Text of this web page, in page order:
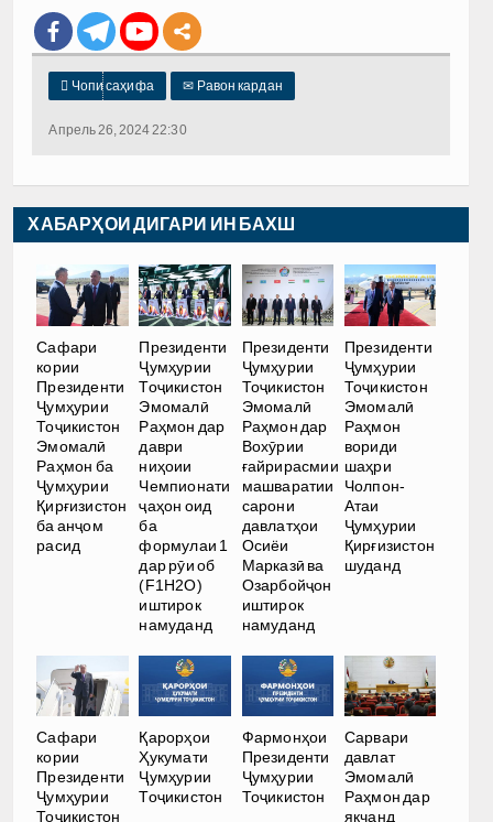
 Чопи саҳифа ✉ Равон кардан
Апрель 26, 2024 22:30
ХАБАРҲОИ ДИГАРИ ИН БАХШ
Сафари
кории
Президенти
Ҷумҳурии
Тоҷикистон
Эмомалӣ
Раҳмон ба
Ҷумҳурии
Қирғизистон
ба анҷом
расид
Президенти
Ҷумҳурии
Тоҷикистон
Эмомалӣ
Раҳмон дар
даври
ниҳоии
Чемпионати
ҷаҳон оид
ба
формулаи 1
дар рӯи об
(F1H2O)
иштирок
намуданд
Президенти
Ҷумҳурии
Тоҷикистон
Эмомалӣ
Раҳмон дар
Вохӯрии
ғайрирасмии
машваратии
сарони
давлатҳои
Осиёи
Марказӣ ва
Озарбойҷон
иштирок
намуданд
Президенти
Ҷумҳурии
Тоҷикистон
Эмомалӣ
Раҳмон
вориди
шаҳри
Чолпон-
Атаи
Ҷумҳурии
Қирғизистон
шуданд
Сафари
кории
Президенти
Ҷумҳурии
Тоҷикистон
Қарорҳои
Ҳукумати
Ҷумҳурии
Тоҷикистон
Фармонҳои
Президенти
Ҷумҳурии
Тоҷикистон
Сарвари
давлат
Эмомалӣ
Раҳмон дар
якчанд